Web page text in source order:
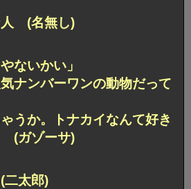
人 (名無し)
ないかい」
気ナンバーワンの動物だって
うか。トナカイなんて好き
(ガゾーサ)
太郎)